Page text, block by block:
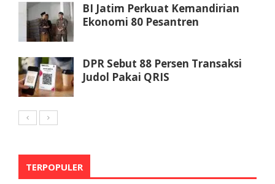
BI Jatim Perkuat Kemandirian
Ekonomi 80 Pesantren
DPR Sebut 88 Persen Transaksi
Judol Pakai QRIS
TERPOPULER